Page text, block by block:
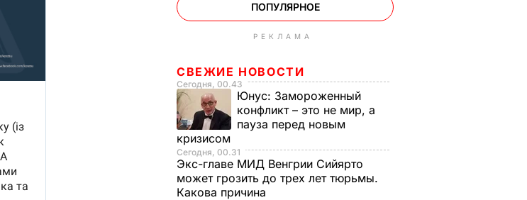
ПОПУЛЯРНОЕ
РЕКЛАМА
СВЕЖИЕ НОВОСТИ
Сегодня, 00.43
Юнус: Замороженный
конфликт – это не мир, а
пауза перед новым
кризисом
Сегодня, 00.31
Экс-главе МИД Венгрии Сийярто
может грозить до трех лет тюрьмы.
Какова причина